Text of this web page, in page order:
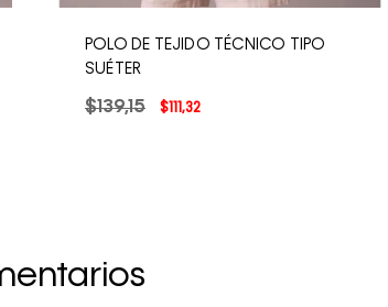
POLO DE TEJIDO TÉCNICO TIPO
SUÉTER
$139,15 $111,32